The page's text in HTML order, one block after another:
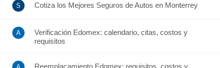
Cotiza los Mejores Seguros de Autos en Monterrey
Verificación Edomex: calendario, citas, costos y
requisitos
Reemplacamiento Edomex: requisitos, costos y